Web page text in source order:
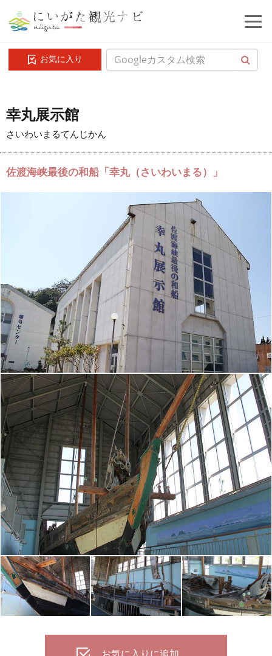
お気に入り
幸丸展示館
さいわいまるてんじかん
佐渡海峡最後の和船「幸丸（さいわいまる）」